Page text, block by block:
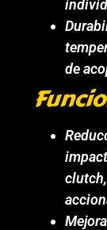
de